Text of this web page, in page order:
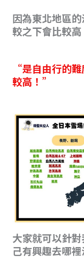
因為東北地區
較之下會比較
“是自由行的
較高！”
大家就可以針
己有興趣去哪裡